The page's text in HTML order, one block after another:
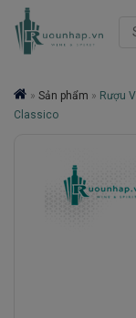
Skip
» Sản phẩm » Rượu
Classico